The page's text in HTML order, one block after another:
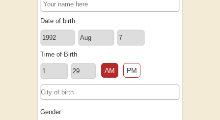
Date of birth
Time of Birth
AM PM
Gender